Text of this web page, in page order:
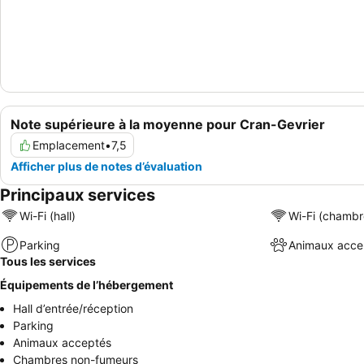
Note supérieure à la moyenne pour Cran-Gevrier
Emplacement•7,5
Afficher plus de notes d’évaluation
Principaux services
Wi-Fi (hall) Wi-Fi
Parking
Animaux
Tous les services
Équipements de l’hébergement
Hall d’entrée/réception
Parking
Animaux acceptés
Chambres non-fumeurs